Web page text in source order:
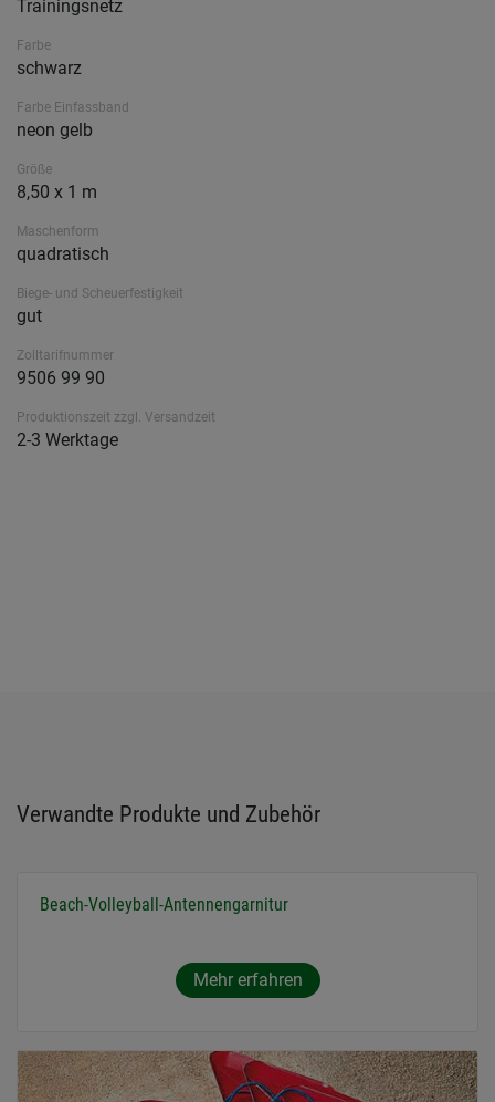
Trainingsnetz
Farbe
schwarz
Farbe Einfassband
neon gelb
Größe
8,50 x 1 m
Maschenform
quadratisch
Biege- und Scheuerfestigkeit
gut
Zolltarifnummer
9506 99 90
Produktionszeit zzgl. Versandzeit
2-3 Werktage
Verwandte Produkte und Zubehör
Beach-Volleyball-Antennengarnitur
Mehr erfahren